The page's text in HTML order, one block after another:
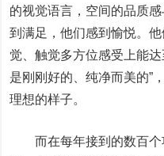
的视觉语言，空间的品质
到满足，他们感到愉悦。
觉、触觉多方位感受上能
是刚刚好的、纯净而美的”
理想的样子。
而在每年接到的数百个